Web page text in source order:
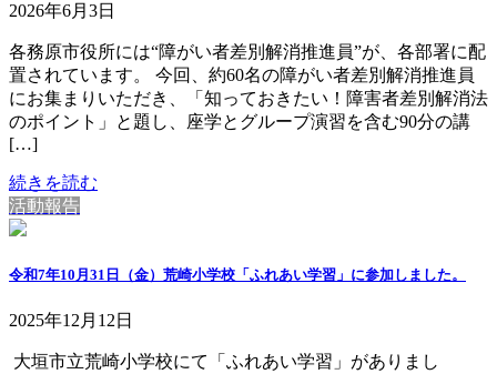
2026年6月3日
各務原市役所には“障がい者差別解消推進員”が、各部署に配
置されています。 今回、約60名の障がい者差別解消推進員
にお集まりいただき、「知っておきたい！障害者差別解消法
のポイント」と題し、座学とグループ演習を含む90分の講
[…]
続きを読む
活動報告
令和7年10月31日（金）荒崎小学校「ふれあい学習」に参加しました。
2025年12月12日
大垣市立荒崎小学校にて「ふれあい学習」がありまし